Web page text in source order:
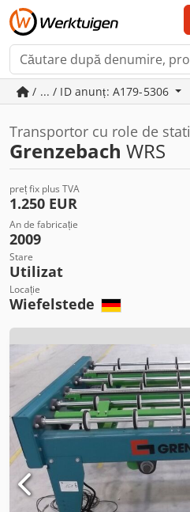
/ ... / ID anunț: A179-5306
Transportor cu role de
Grenzebach WRS
preț fix plus TVA
1.250 EUR
An de fabricație
2009
Stare
Utilizat
Locație
Wiefelstede